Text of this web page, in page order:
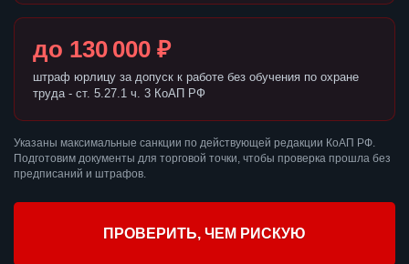
до 130 000 ₽
штраф юрлицу за допуск к работе без обучения по охране
труда - ст. 5.27.1 ч. 3 КоАП РФ
Указаны максимальные санкции по действующей редакции КоАП РФ.
Подготовим документы для торговой точки, чтобы проверка прошла без
предписаний и штрафов.
ПРОВЕРИТЬ, ЧЕМ РИСКУЮ